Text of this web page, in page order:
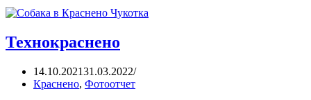
Технокраснено
14.10.202131.03.2022
Краснено, Фотоотчет